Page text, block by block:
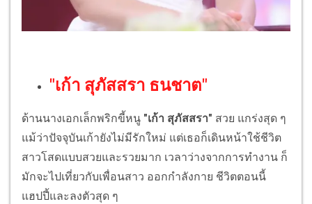
"เก้า สุภัสสรา ธนชาต"
ด้านนางเอกเล็กพริกขี้หนู "เก้า สุภัสสรา" สวย แกร่งสุด ๆ
แม้ว่าปัจจุบันเก้ายังไม่มีรักใหม่ แต่เธอก็เดินหน้าใช้ชีวิต
สาวโสดแบบสวยและรวยมาก เวลาว่างจากการทำงาน ก็
มักจะไปเที่ยวกับเพื่อนสาว ออกกำลังกาย ชีวิตตอนนี้
แฮปปี้และลงตัวสุด ๆ